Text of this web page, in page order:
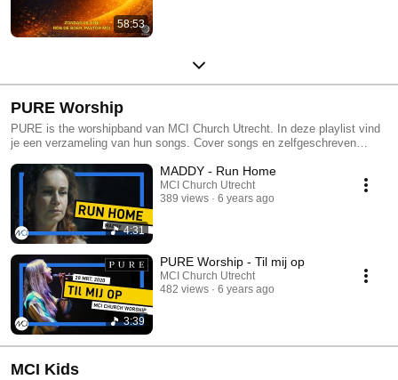
58:53
PURE Worship
PURE is the worshipband van MCI Church Utrecht. In deze playlist vind
je een verzameling van hun songs. Cover songs en zelfgeschreven
4:31
MADDY - Run Home
MCI Church Utrecht
389 views
6 years ago
3:39
PURE Worship - Til mij op
MCI Church Utrecht
482 views
6 years ago
MCI Kids